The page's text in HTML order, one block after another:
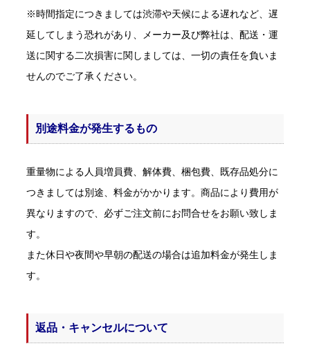
※時間指定につきましては渋滞や天候による遅れなど、遅
延してしまう恐れがあり、メーカー及び弊社は、配送・運
送に関する二次損害に関しましては、一切の責任を負いま
せんのでご了承ください。
別途料金が発生するもの
重量物による人員増員費、解体費、梱包費、既存品処分に
つきましては別途、料金がかかります。商品により費用が
異なりますので、必ずご注文前にお問合せをお願い致しま
す。
また休日や夜間や早朝の配送の場合は追加料金が発生しま
す。
返品・キャンセルについて